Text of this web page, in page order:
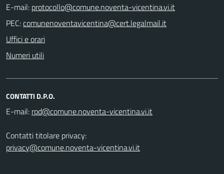
E-mail:
PEC:
Uffici e orari
Numeri utili
CONTATTI D.P.O.
E-mail:
Contatti titolare privacy:
privacy@comune.noventa-vicentina.vi.it